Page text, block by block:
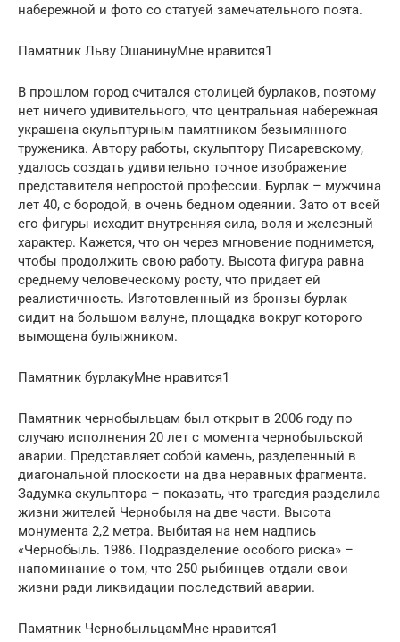
набережной и фото со статуей замечательного поэта.
Памятник Льву ОшанинуМне нравится1
В прошлом город считался столицей бурлаков, поэтому
нет ничего удивительного, что центральная набережная
украшена скульптурным памятником безымянного
труженика. Автору работы, скульптору Писаревскому,
удалось создать удивительно точное изображение
представителя непростой профессии. Бурлак – мужчина
лет 40, с бородой, в очень бедном одеянии. Зато от всей
его фигуры исходит внутренняя сила, воля и железный
характер. Кажется, что он через мгновение поднимется,
чтобы продолжить свою работу. Высота фигура равна
среднему человеческому росту, что придает ей
реалистичность. Изготовленный из бронзы бурлак
сидит на большом валуне, площадка вокруг которого
вымощена булыжником.
Памятник бурлакуМне нравится1
Памятник чернобыльцам был открыт в 2006 году по
случаю исполнения 20 лет с момента чернобыльской
аварии. Представляет собой камень, разделенный в
диагональной плоскости на два неравных фрагмента.
Задумка скульптора – показать, что трагедия разделила
жизни жителей Чернобыля на две части. Высота
монумента 2,2 метра. Выбитая на нем надпись
«Чернобыль. 1986. Подразделение особого риска» –
напоминание о том, что 250 рыбинцев отдали свои
жизни ради ликвидации последствий аварии.
Памятник ЧернобыльцамМне нравится1